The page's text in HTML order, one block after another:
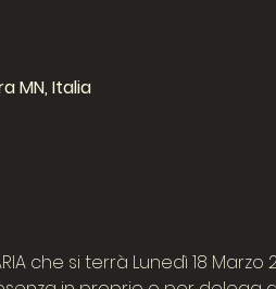
MN, Italia
che si terrà Lunedì 18 Marzo